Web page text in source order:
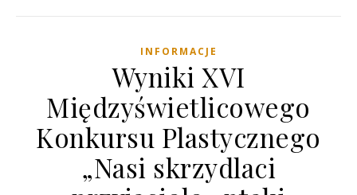
INFORMACJE
Wyniki XVI
Międzyświetlicowego
Konkursu Plastycznego
„Nasi skrzydlaci